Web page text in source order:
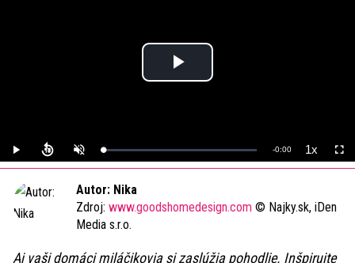
Play
Play UnmuteLoaded:
0%
Remaining
-0:00 1xPlayback
Rate
Autor: Nika
Zdroj: www.goodshomedesign.com © Najky.sk, iDen
Media s.r.o.
Aj vaši domáci miláčikovia si zaslúžia pohodlie. Inšpirujte